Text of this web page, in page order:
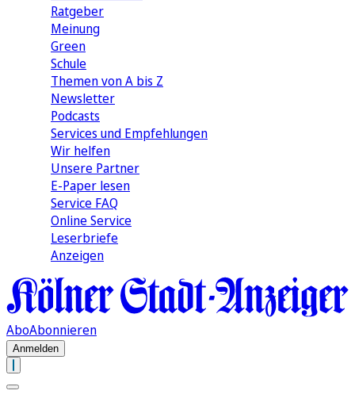
Ratgeber
Meinung
Green
Schule
Themen von A bis Z
Newsletter
Podcasts
Services und Empfehlungen
Wir helfen
Unsere Partner
E-Paper lesen
Service FAQ
Online Service
Leserbriefe
Anzeigen
AboAbonnieren
Anmelden